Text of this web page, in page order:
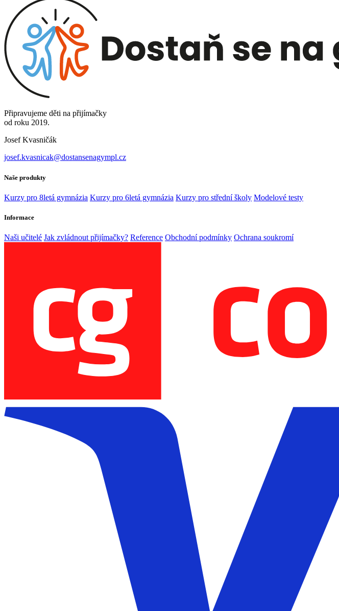
Připravujeme děti na přijímačky
od roku 2019.
Josef Kvasničák
josef.kvasnicak@dostansenagympl.cz
Naše produkty
Kurzy pro 8letá gymnázia Kurzy pro 6letá gymnázia Kurzy pro střední školy Modelové testy
Informace
Naši učitelé Jak zvládnout přijímačky? Reference Obchodní podmínky Ochrana soukromí